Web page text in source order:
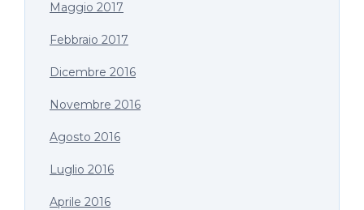
Maggio 2017
Febbraio 2017
Dicembre 2016
Novembre 2016
Agosto 2016
Luglio 2016
Aprile 2016